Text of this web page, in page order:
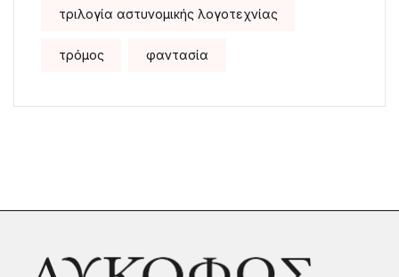
τριλογία αστυνομικής λογοτεχνίας
τρόμος φαντασία